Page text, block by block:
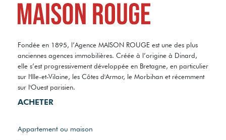
Fondée en 1895, l’Agence MAISON ROUGE est une des plus
anciennes agences immobilières. Créée à l’origine à Dinard,
elle s’est progressivement développée en Bretagne, en particulier
sur l'Ille-et-Vilaine, les Côtes d'Armor, le Morbihan et récemment
sur l'Ouest parisien.
ACHETER
Appartement ou maison